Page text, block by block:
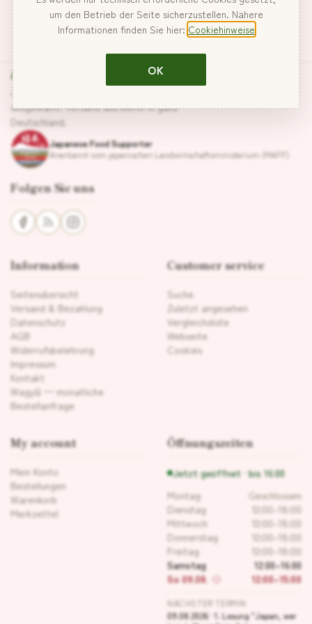
Japanische Lebensmittel, sorgfältig
ausgewählt. Versand aus Berlin in ganz
Deutschland.
Japanese Food Supporter
Anerkannt vom japanischen Landwirtschaftsministerium (MAFF)
Folgen Sie uns
Information
Seitenübersicht
Versand & Bezahlung
Datenschutz
AGB
Widerrufsbelehrung
Impressum
Kontakt
Wagyū — monatliche
Bestellanfrage
Customer service
Suche
Zuletzt angesehen
Vergleichsliste
Webseite
Cookies
My account
Mein Konto
Bestellungen
Warenkorb
Merkzettel
Öffnungszeiten
Jetzt geöffnet · bis 16:00
Montag
Geschlossen
Dienstag
12:00–18:00
Mittwoch
12:00–18:00
Donnerstag
12:00–18:00
Freitag
12:00–18:00
Samstag
12:00–16:00
So 09.08.
12:00–15:00
NÄCHSTER TERMIN
09.08.2026 · 1. Lesung "Japan, wer
um den Betrieb der Seite sicherzustellen. Nähere
Informationen finden Sie hier: Cookiehinweise
OK